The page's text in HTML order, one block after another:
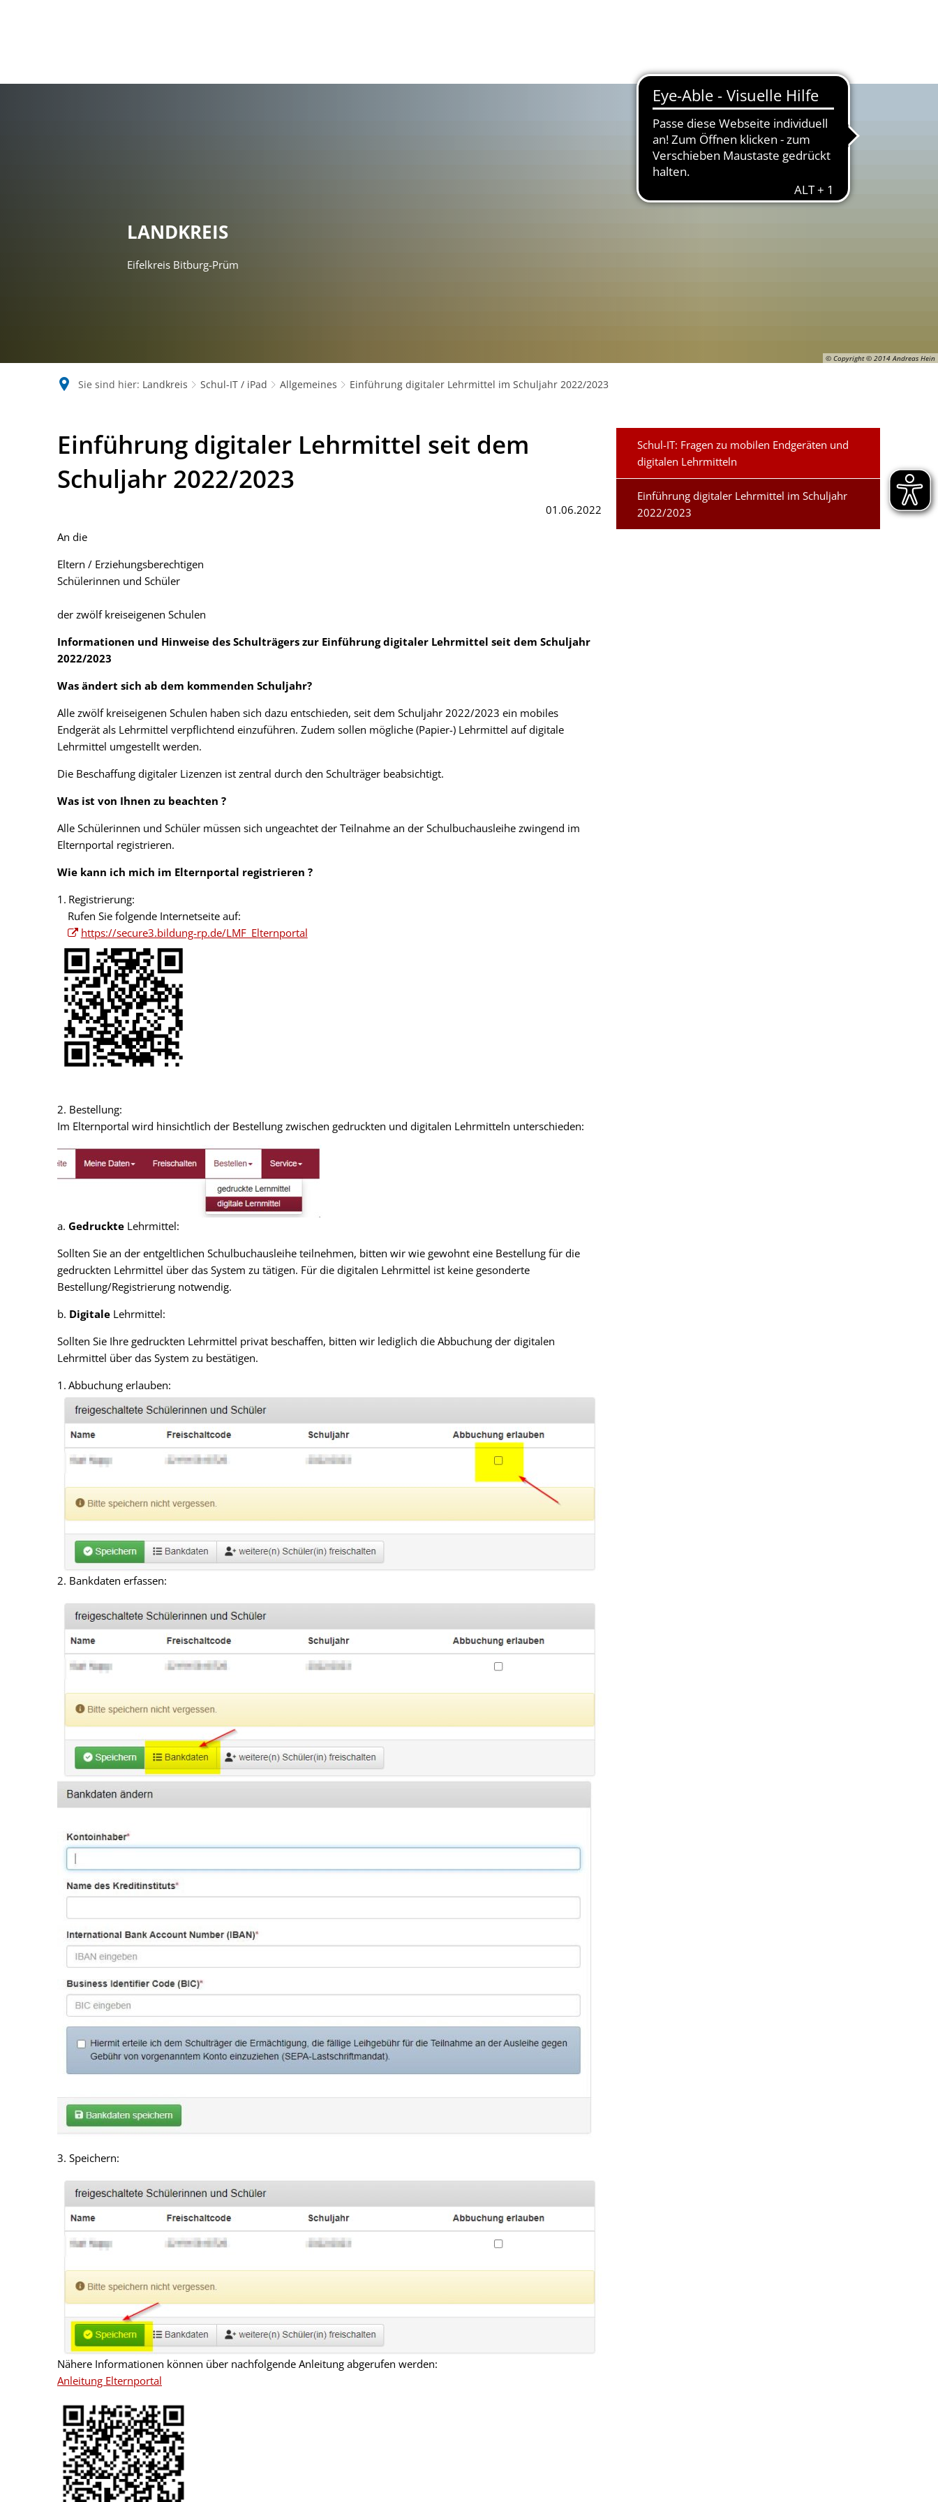
© Copyright © 2014 Andreas Hein
LANDKREIS
Eifelkreis Bitburg-Prüm
Sie sind hier: Landkreis Schul-IT / iPad Allgemeines Einführung digitaler Lehrmittel im Schuljahr 2022/2023
Einführung
digitaler
Schuljahr
2022/2023
Einführung digitaler Lehrmittel seit dem
Schuljahr 2022/2023
01.06.2022
An die
Eltern / Erziehungsberechtigen
Schülerinnen und Schüler
der zwölf kreiseigenen Schulen
Informationen und Hinweise des Schulträgers zur Einführung digitaler Lehrmittel seit dem Schuljahr
2022/2023
Was ändert sich ab dem kommenden Schuljahr?
Alle zwölf kreiseigenen Schulen haben sich dazu entschieden, seit dem Schuljahr 2022/2023 ein mobiles
Endgerät als Lehrmittel verpflichtend einzuführen. Zudem sollen mögliche (Papier-) Lehrmittel auf digitale
Lehrmittel umgestellt werden.
Die Beschaffung digitaler Lizenzen ist zentral durch den Schulträger beabsichtigt.
Was ist von Ihnen zu beachten ?
Alle Schülerinnen und Schüler müssen sich ungeachtet der Teilnahme an der Schulbuchausleihe zwingend im
Elternportal registrieren.
Wie kann ich mich im Elternportal registrieren ?
Registrierung:
Rufen Sie folgende Internetseite auf:
https://secure3.bildung-rp.de/LMF_Elternportal
2. Bestellung:
Im Elternportal wird hinsichtlich der Bestellung zwischen gedruckten und digitalen Lehrmitteln unterschieden:
a. Gedruckte Lehrmittel:
Sollten Sie an der entgeltlichen Schulbuchausleihe teilnehmen, bitten wir wie gewohnt eine Bestellung für die
gedruckten Lehrmittel über das System zu tätigen. Für die digitalen Lehrmittel ist keine gesonderte
Bestellung/Registrierung notwendig.
b. Digitale Lehrmittel:
Sollten Sie Ihre gedruckten Lehrmittel privat beschaffen, bitten wir lediglich die Abbuchung der digitalen
Lehrmittel über das System zu bestätigen.
Abbuchung erlauben:
2. Bankdaten erfassen:
3. Speichern:
Nähere Informationen können über nachfolgende Anleitung abgerufen werden:
Anleitung Elternportal
Schul-IT: Fragen zu mobilen Endgeräten und
digitalen Lehrmitteln
Einführung digitaler Lehrmittel im Schuljahr
2022/2023